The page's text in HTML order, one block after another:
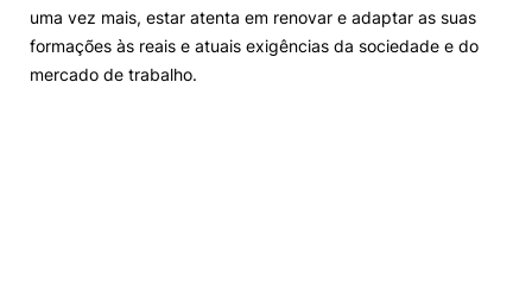
uma vez mais, estar atenta em renovar e adaptar as suas
formações às reais e atuais exigências da sociedade e do
mercado de trabalho.